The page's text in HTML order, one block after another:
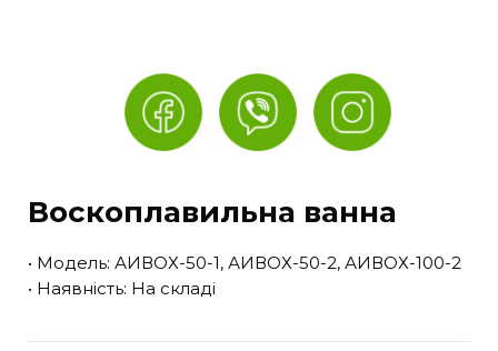
Воскоплавильна ванна
• Модель: АИВОХ-50-1, АИВОХ-50-2, АИВОХ-100-2
• Наявність: На складі